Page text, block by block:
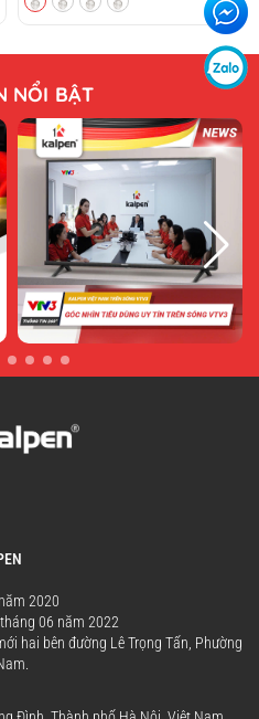
lợi – Gọn gàng khi
nắp ngay trên quai nồi
trong quá trình nấu,
sự tiện lợi khi sử
NỔI BẬT
2020
06 năm 2022
hai bên đường Lê Trọng Tấn, Phường